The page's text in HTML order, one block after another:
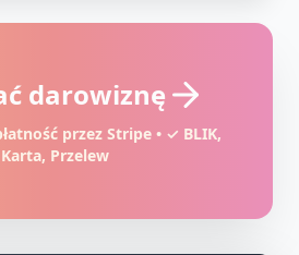
darowiznę
przez Stripe • ✓ BLIK,
Karta, Przelew